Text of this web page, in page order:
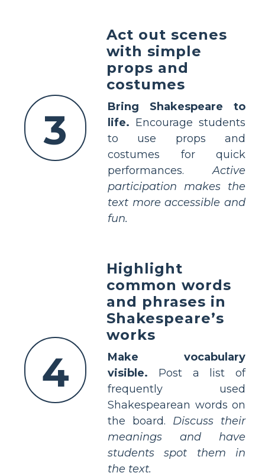
3
Act out scenes
with simple
props and
costumes
Bring Shakespeare to
life. Encourage students
to use props and
costumes for quick
performances.Active
participation makes the
text more accessible and
fun.
4
Highlight
common words
and phrases in
Shakespeare’s
works
Make vocabulary
visible. Post a list of
frequently used
Shakespearean words on
the board. Discuss their
meanings and have
students spot them in
the text.